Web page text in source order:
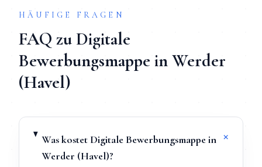
HÄUFIGE FRAGEN
FAQ zuDigitale
Bewerbungsmappe inWerder
(Havel)
Was kostet Digitale Bewerbungsmappe in
Werder (Havel)?
+